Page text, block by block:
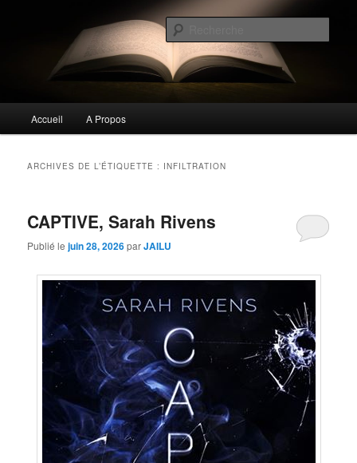
Biblioclo
Commentaires littéraires en tout genre
principal
Accueil A Propos
ARCHIVES DE L’ÉTIQUETTE : INFILTRATION
CAPTIVE, Sarah Rivens
Publié lejuin 28, 2026parJAILU